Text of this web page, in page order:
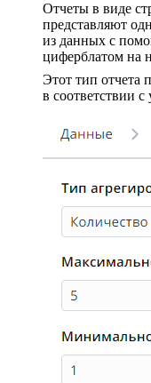
Отчеты в виде
представляют
из данных с
циферблатом на
Этот тип отчета
в соответствии